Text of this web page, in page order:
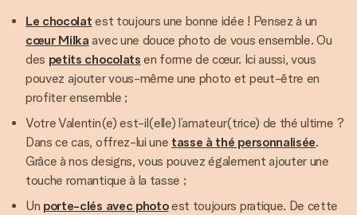
Le chocolat est toujours une bonne idée ! Pensez à un
cœur Milka avec une douce photo de vous ensemble. Ou
des petits chocolats en forme de cœur. Ici aussi, vous
pouvez ajouter vous-même une photo et peut-être en
profiter ensemble ;
Votre Valentin(e) est-il(elle) l’amateur(trice) de thé ultime ?
Dans ce cas, offrez-lui une tasse à thé personnalisée.
Grâce à nos designs, vous pouvez également ajouter une
touche romantique à la tasse ;
Un porte-clés avec photoest toujours pratique. De cette